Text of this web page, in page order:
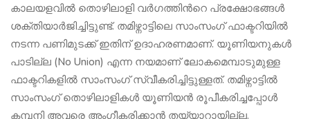
കാലയളവിൽ തൊഴിലാളി വർഗത്തിന്‍റെ പ്രക്ഷോഭങ്ങൾ
ശക്തിയാർജിച്ചിട്ടുണ്ട്. തമിഴ്നാട്ടിലെ സാംസംഗ് ഫാക്ടറിയിൽ
നടന്ന പണിമുടക്ക് ഇതിന് ഉദാഹരണമാണ്. യൂണിയനുകൾ
പാടില്ല (No Union) എന്ന നയമാണ് ലോകമെമ്പാടുമുള്ള
ഫാക്ടറികളിൽ സാംസംഗ് സ്വീകരിച്ചിട്ടുള്ളത്. തമിഴ്നാട്ടിൽ
സാംസംഗ് തൊഴിലാളികൾ യൂണിയൻ രൂപീകരിച്ചപ്പോൾ
കമ്പനി അവരെ അംഗീകരിക്കാൻ തയ്യാറായില്ല.